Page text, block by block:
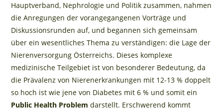
Hauptverband, Nephrologie und Politik zusammen, nahmen
die Anregungen der vorangegangenen Vorträge und
Diskussionsrunden auf, und begannen sich gemeinsam
über ein wesentliches Thema zu verständigen: die Lage der
Nierenversorgung Österreichs. Dieses komplexe
medizinische Teilgebiet ist von besonderer Bedeutung, da
die Prävalenz von Nierenerkrankungen mit 12-13 % doppelt
so hoch ist wie jene von Diabetes mit 6 % und somit ein
Public Health Problem darstellt. Erschwerend kommt